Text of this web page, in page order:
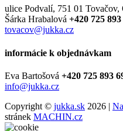
ulice Podvalí, 751 01 Tovačov,
Šárka Hrabalová +420 725 893
tovacov@jukka.cz
informácie k objednávkam
Eva Bartošová +420 725 893
info@jukka.cz
Copyright © jukka.sk 2026 |
stránek MACHIN.cz